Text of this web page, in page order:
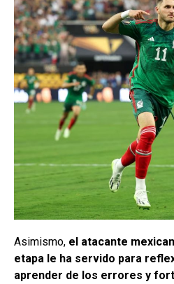
Asimismo, el atacante
etapa le ha servido para
aprender de los errores y